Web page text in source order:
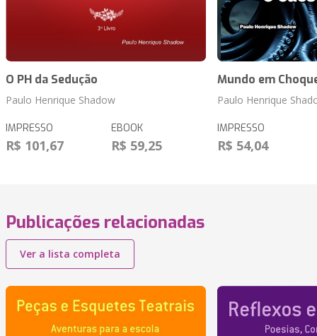
O PH da Sedução
Paulo Henrique Shadow
IMPRESSO
R$ 101,67
EBOOK
R$ 59,25
Mundo em
Paulo Henrique
IMPRESSO
R$ 54,04
Publicações relacionadas
Ver a lista completa